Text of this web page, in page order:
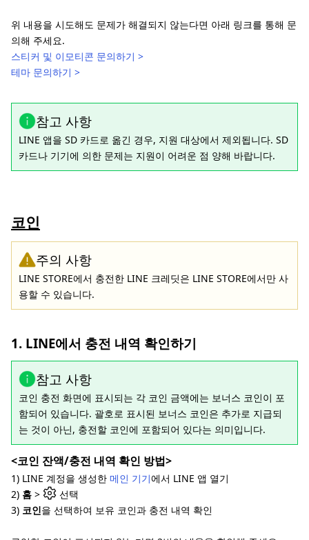
위 내용을 시도해도 문제가 해결되지 않는다면 아래 링크를 통해 문
의해 주세요.
스티커 및 이모티콘 문의하기 >
테마 문의하기 >
참고 사항
LINE 앱을 SD 카드로 옮긴 경우, 지원 대상에서 제외됩니다. SD
카드나 기기에 의한 문제는 지원이 어려운 점 양해 바랍니다.
코인
주의 사항
LINE STORE에서 충전한 LINE 크레딧은 LINE STORE에서만 사
용할 수 있습니다.
1. LINE에서 충전 내역 확인하기
참고 사항
코인 충전 화면에 표시되는 각 코인 금액에는 보너스 코인이 포
함되어 있습니다. 괄호로 표시된 보너스 코인은 추가로 지급되
는 것이 아닌, 충전할 코인에 포함되어 있다는 의미입니다.
<코인 잔액/충전 내역 확인 방법>
1) LINE 계정을 생성한 메인 기기에서 LINE 앱 열기
2) 홈 >
선택
3) 코인을 선택하여 보유 코인과 충전 내역 확인